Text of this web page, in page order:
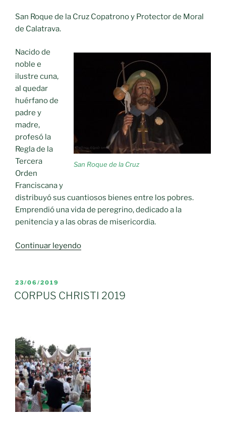
de
San Roque de la Cruz Copatrono y Protector de Moral
de Calatrava.
San Roque de la Cruz
Nacido de
noble e
ilustre cuna,
al quedar
huérfano de
padre y
madre,
profesó la
Regla de la
Tercera
Orden
Franciscana y
distribuyó sus cuantiosos bienes entre los pobres.
Emprendió una vida de peregrino, dedicado a la
penitencia y a las obras de misericordia.
Continuar leyendo«Celebraciones
san
PUBLICADO
EL
23/06/2019
CORPUS CHRISTI 2019